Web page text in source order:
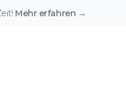
Mehr erfahren →
Bauer